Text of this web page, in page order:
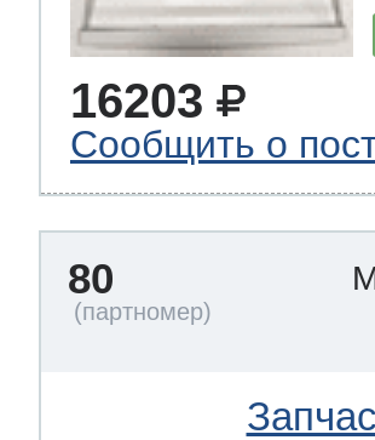
16203
Сообщить о
80